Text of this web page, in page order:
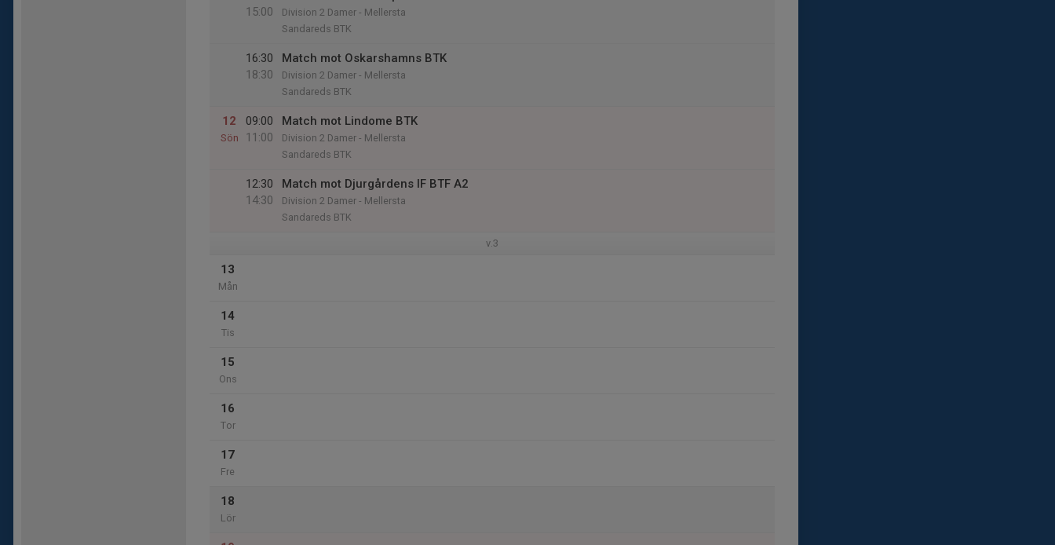
15:00
Division 2 Damer - Mellersta
Sandareds BTK
16:30
18:30
Match mot Oskarshamns BTK
Division 2 Damer - Mellersta
Sandareds BTK
12
Sön
09:00
11:00
Match mot Lindome BTK
Division 2 Damer - Mellersta
Sandareds BTK
12:30
14:30
Match mot Djurgårdens IF BTF A2
Division 2 Damer - Mellersta
Sandareds BTK
v.3
13
Mån
14
Tis
15
Ons
16
Tor
17
Fre
18
Lör